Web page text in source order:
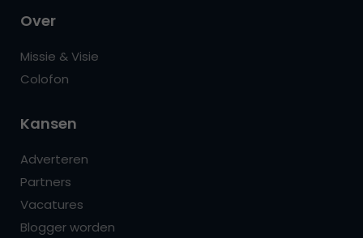
Over
Missie & Visie
Colofon
Kansen
Adverteren
Partners
Vacatures
Blogger worden